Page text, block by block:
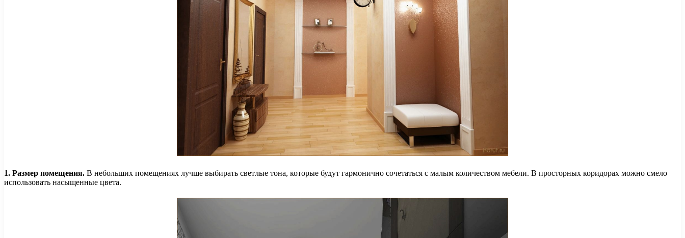
1. Размер помещения. В небольших помещениях лучше выбирать светлые тона, которые будут гармонично сочетаться с малым количеством мебели. В просторных коридорах можно смело
использовать насыщенные цвета.